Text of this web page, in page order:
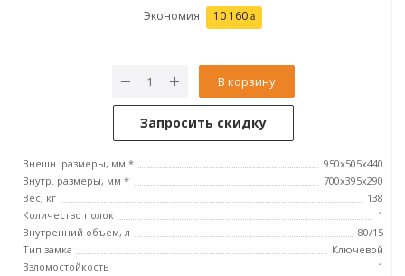
Экономия 10 160
В корзину
Запросить скидку
Внешн. размеры, мм *
950x505x440
Внутр. размеры, мм *
700х395х290
Вес, кг
138
Количество полок
1
Внутренний объем, л
80/15
Тип замка
Ключевой
Взломостойкость
1